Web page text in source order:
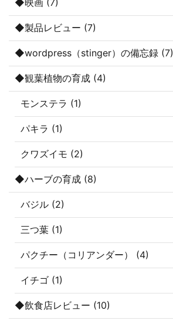
◆映画 (7)
◆製品レビュー (7)
◆wordpress（stinger）の備忘録 (7)
◆観葉植物の育成 (4)
モンステラ (1)
パキラ (1)
クワズイモ (2)
◆ハーブの育成 (8)
バジル (2)
三つ葉 (1)
パクチー（コリアンダー） (4)
イチゴ (1)
◆飲食店レビュー (10)